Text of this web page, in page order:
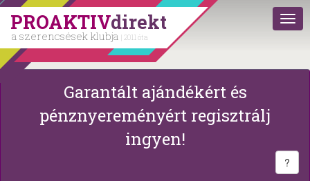
PROAKTIVdirekt
a szerencsések klubja | 2011 óta
Garantált ajándékért és
pénznyereményért regisztrálj
ingyen!
?